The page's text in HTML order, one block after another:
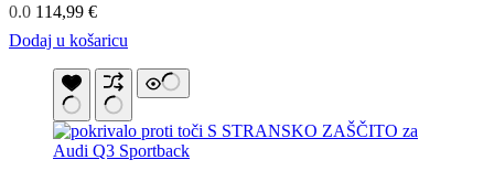
0.0 114,99 €
Dodaj u košaricu